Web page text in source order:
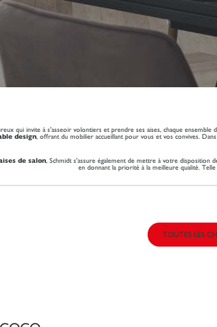
qui invite à s'asseoir volontiers et prendre ses aises, chaque ensemble
design , offrant du mobilier accueillant pour vous et vos convives.
de salon, Schmidt s'assure également de mettre à votre disposition
en donnant la priorité à la meilleure qualité.
TOUTES LES